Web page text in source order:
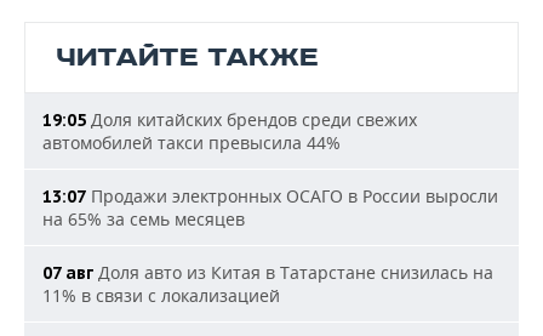
ЧИТАЙТЕ ТАКЖЕ
19:05 Доля китайских брендов среди свежих
автомобилей такси превысила 44%
13:07 Продажи электронных ОСАГО в России выросли
на 65% за семь месяцев
07 авг Доля авто из Китая в Татарстане снизилась на
11% в связи с локализацией